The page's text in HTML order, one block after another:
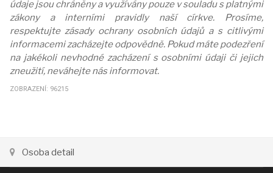
údaje jsou chráněny a využívány pouze v souladu s platnými
zákony a interními pravidly naší církve. Prosíme,
respektujte zásady ochrany osobních údajů a s citlivými
informacemi zacházejte odpovědně. Pokud máte podezření
na jakékoli nevhodné zacházení s osobními údaji či jejich
zneužití, neváhejte nás informovat.
ZOBRAZENÍ: 96215
Osoba detail